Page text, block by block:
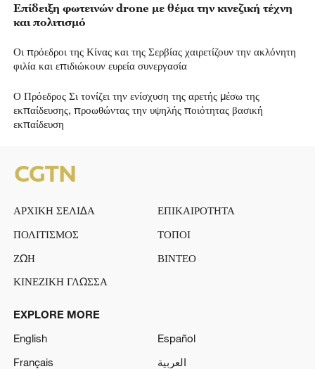
Επίδειξη φωτεινών drone με θέμα την κινεζική τέχνη
και πολιτισμό
Οι πρόεδροι της Κίνας και της Σερβίας χαιρετίζουν την ακλόνητη
φιλία και επιδιώκουν ευρεία συνεργασία
Ο Πρόεδρος Σι τονίζει την ενίσχυση της αρετής μέσω της
εκπαίδευσης, προωθώντας την υψηλής ποιότητας βασική
εκπαίδευση
ΑΡΧΙΚΗ ΣΕΛΙΔΑ
ΕΠΙΚΑΙΡΟΤΗΤΑ
ΠΟΛΙΤΙΣΜΟΣ
ΤΟΠΟΙ
ΖΩΗ
ΒΙΝΤΕΟ
ΚΙΝΕΖΙΚΗ ΓΛΩΣΣΑ
EXPLORE MORE
English
Español
Français
العربية